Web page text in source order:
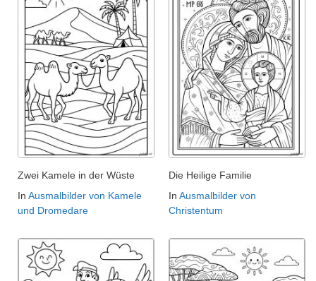
Zwei Kamele in der Wüste
In Ausmalbilder von Kamele
und Dromedare
Die Heilige Familie
In Ausmalbilder von
Christentum